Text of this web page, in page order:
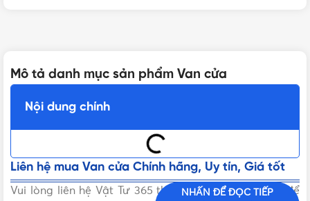
Mô tả danh mục sản phẩm Van cửa
Nội dung chính
Liên hệ mua Van cửa Chính hãng, Uy tín, Giá tốt
Vui lòng liên hệ Vật Tư 365 theo các kênh bên dưới để
NHẤN ĐỂ ĐỌC TIẾP